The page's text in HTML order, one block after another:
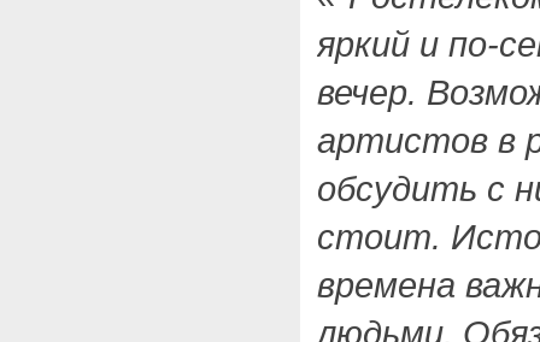
яркий и по-
вечер.
артистов в
обсудить с
стоит.
времена
людьми.